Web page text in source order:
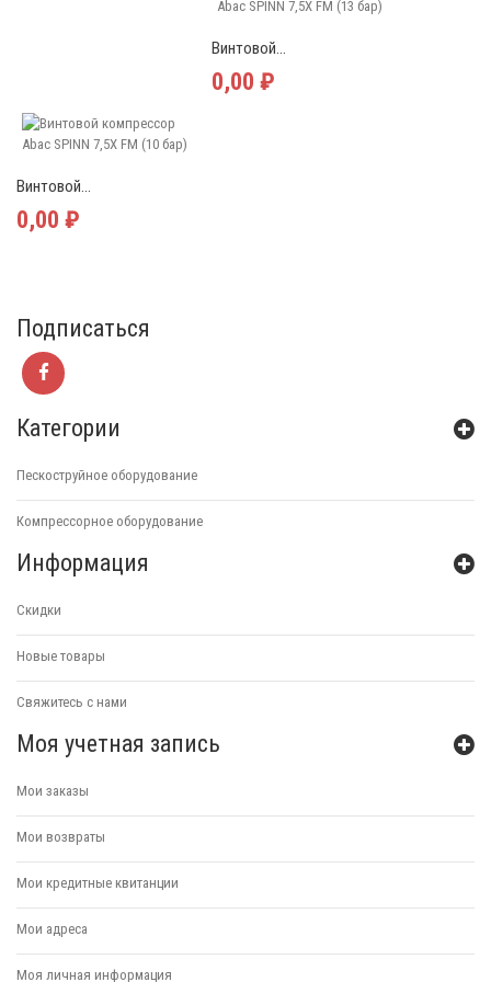
Винтовой...
0,00 ₽
Винтовой...
0,00 ₽
Подписаться
Категории
Пескоструйное оборудование
Компрессорное оборудование
Информация
Скидки
Новые товары
Свяжитесь с нами
Моя учетная запись
Мои заказы
Мои возвраты
Мои кредитные квитанции
Мои адреса
Моя личная информация